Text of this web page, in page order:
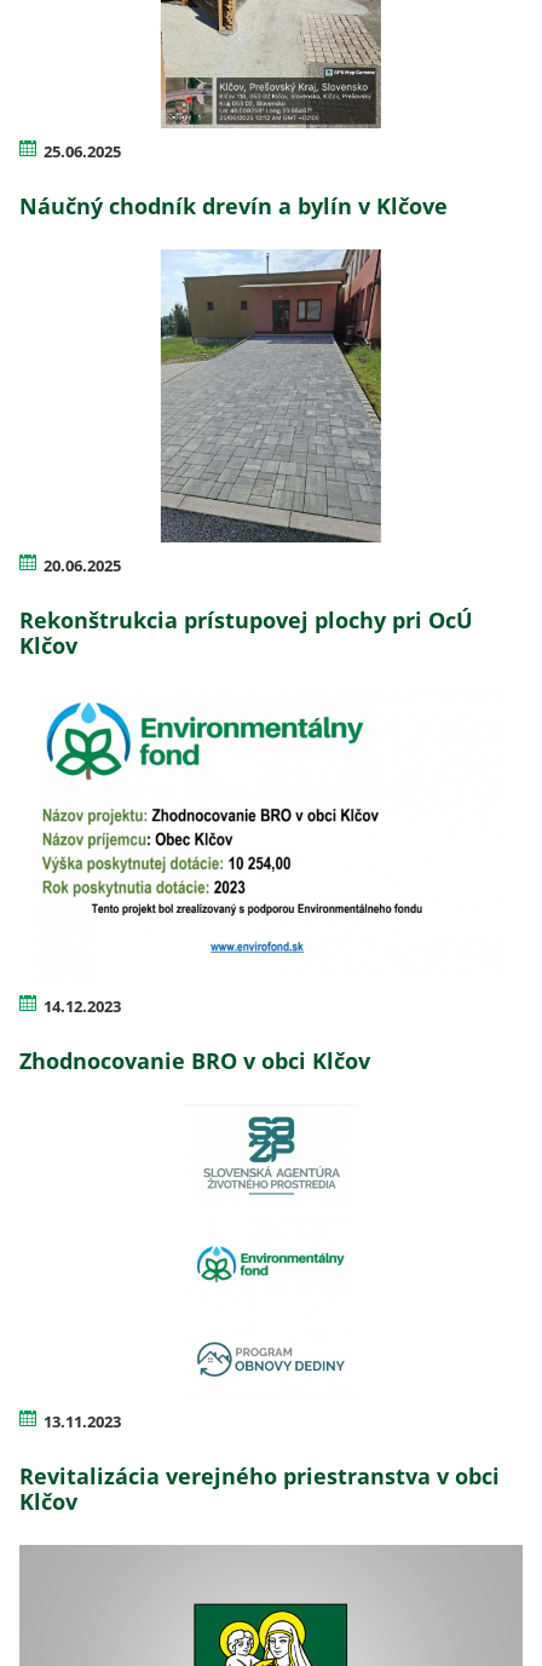
25.06.2025
Náučný chodník drevín a bylín v Klčove
20.06.2025
Rekonštrukcia prístupovej plochy pri OcÚ
Klčov
14.12.2023
Zhodnocovanie BRO v obci Klčov
13.11.2023
Revitalizácia verejného priestranstva v obci
Klčov